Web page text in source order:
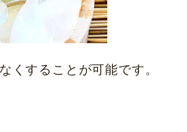
くすることが可能です。